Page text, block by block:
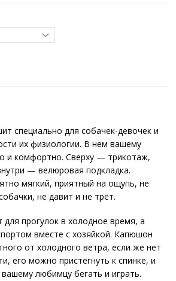
специально для собачек-девочек и
их физиологии. В нем вашему
и комфортно. Сверху — трикотаж,
— велюровая подкладка.
мягкий, приятный на ощупь, не
не давит и не трёт.
для прогулок в холодное время, а
вместе с хозяйкой. Капюшон
от холодного ветра, если же нет
его можно пристегнуть к спинке, и
любимцу бегать и играть.